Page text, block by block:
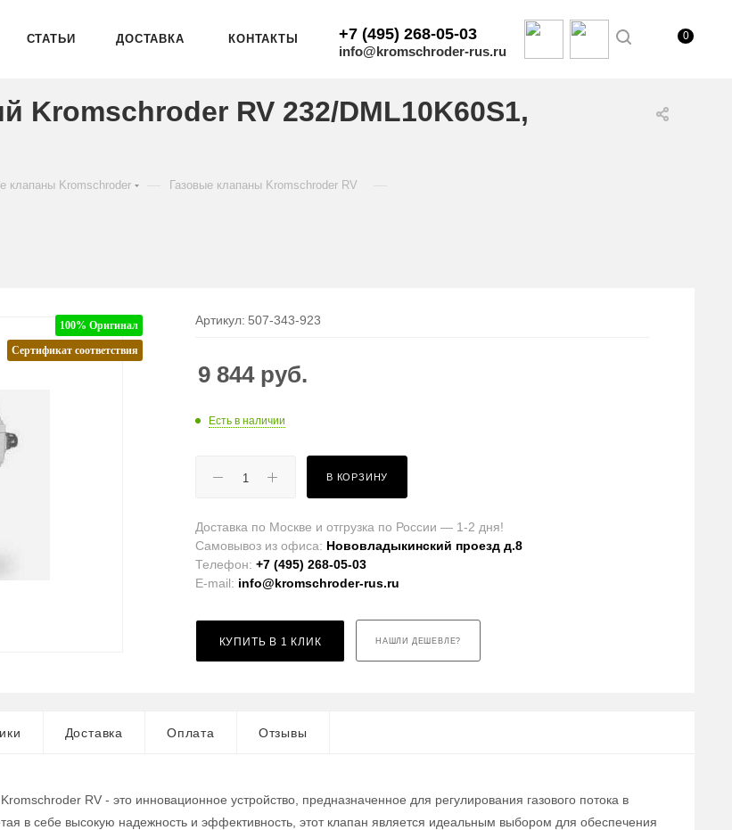
СТАТЬИ ДОСТАВКА КОНТАКТЫ +7 (495) 268-05-03
info@kromschroder-rus.ru
0
Kromschroder RV 232/DML10K60S1,
клапаны Kromschroder Газовые клапаны Kromschroder RV
100% Оригинал
Сертификат соответствия
Артикул: 507-343-923
9 844руб.
Есть в наличии
В КОРЗИНУ
Доставка по Москве и отгрузка по России — 1-2 дня!
Самовывоз из офиса: Нововладыкинский проезд д.8
Телефон:+7 (495) 268-05-03
E-mail: info@kromschroder-rus.ru
КУПИТЬ В 1 КЛИК НАШЛИ ДЕШЕВЛЕ?
Доставка Оплата Отзывы
RV - это инновационное устройство, предназначенное для регулирования газового потока в
в себе высокую надежность и эффективность, этот клапан является идеальным выбором для обеспечения